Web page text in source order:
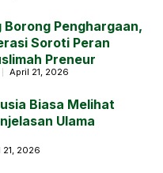
Borong Penghargaan,
Soroti Peran
Preneur
April 21, 2026
Biasa Melihat
Ulama
21, 2026